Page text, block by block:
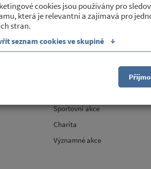
cookies jsou používány pro
která je relevantní a zajímavá pro
stran.
seznam cookies ve skupině ↓
Sport a kultura
Sportovní akce
Charita
Významné akce